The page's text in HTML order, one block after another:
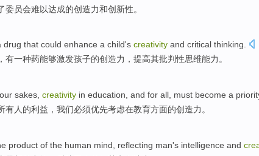
委员会难以达成的创造力和创新性。
drug that could enhance a child's creativity and critical thinking.
有一种药能够激发孩子的创造力 ，提高其批判性思维能力。
our sakes, creativity in education , and for all, must become a
有人 的利益，我们必须优先考虑在教育方面的创造力 。
product of the human mind reflecting man's intelligence and